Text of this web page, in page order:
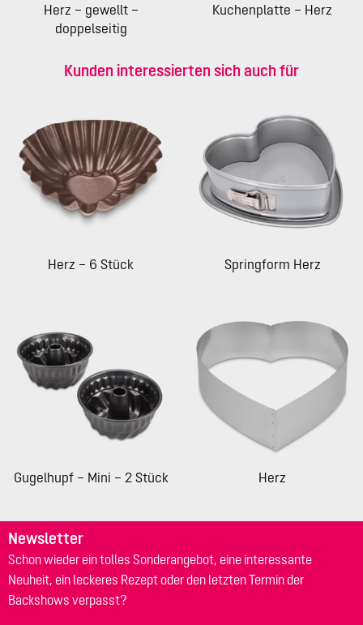
Herz – gewellt –
doppelseitig
Kuchenplatte – Herz
Kunden interessierten sich auch für
Herz – 6 Stück Springform Herz
Gugelhupf – Mini – 2 Stück Herz
Newsletter
Schon wieder ein tolles Sonderangebot, eine interessante
Neuheit, ein leckeres Rezept oder den letzten Termin der
Backshows verpasst?